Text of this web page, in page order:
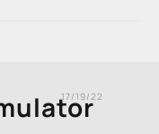
17/19/22